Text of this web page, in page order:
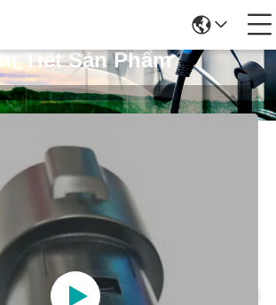
Tiết Sản Phẩm